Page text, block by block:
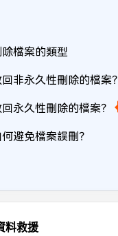
檔案的類型
非永久性刪除的檔案？
永久性刪除的檔案？
何避免檔案誤刪？
救援